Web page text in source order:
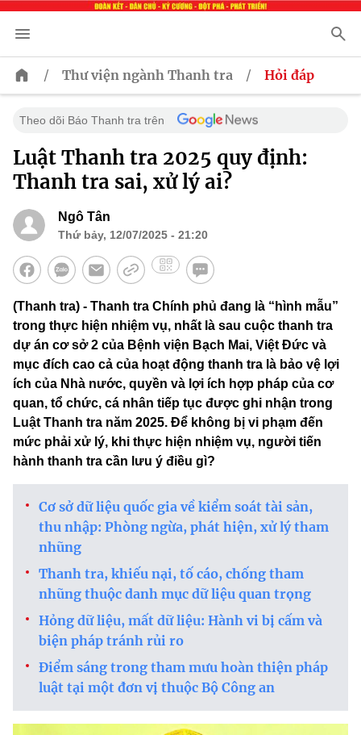
/ Thư viện ngành Thanh tra / Hỏi đáp
Theo dõi Báo Thanh tra trên
Luật Thanh tra 2025 quy định:
Thanh tra sai, xử lý ai?
Ngô Tân
Thứ bảy, 12/07/2025 - 21:20
(Thanh tra) - Thanh tra Chính phủ đang là “hình mẫu”
trong thực hiện nhiệm vụ, nhất là sau cuộc thanh tra
dự án cơ sở 2 của Bệnh viện Bạch Mai, Việt Đức và
mục đích cao cả của hoạt động thanh tra là bảo vệ lợi
ích của Nhà nước, quyền và lợi ích hợp pháp của cơ
quan, tổ chức, cá nhân tiếp tục được ghi nhận trong
Luật Thanh tra năm 2025. Để không bị vi phạm đến
mức phải xử lý, khi thực hiện nhiệm vụ, người tiến
hành thanh tra cần lưu ý điều gì?
Cơ sở dữ liệu quốc gia về kiểm soát tài sản,
thu nhập: Phòng ngừa, phát hiện, xử lý tham
nhũng
Thanh tra, khiếu nại, tố cáo, chống tham
nhũng thuộc danh mục dữ liệu quan trọng
Hỏng dữ liệu, mất dữ liệu: Hành vi bị cấm và
biện pháp tránh rủi ro
Điểm sáng trong tham mưu hoàn thiện pháp
luật tại một đơn vị thuộc Bộ Công an